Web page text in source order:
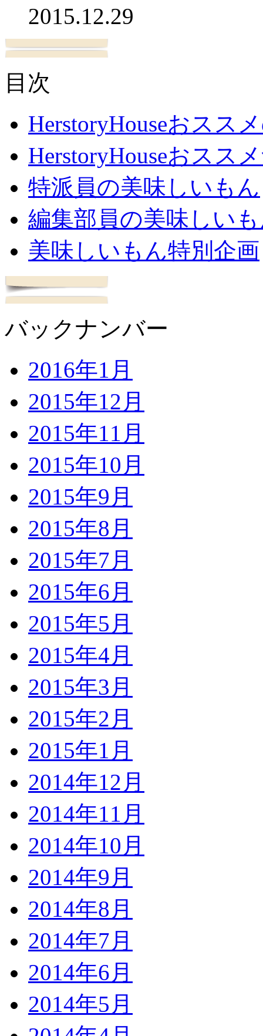
2015.12.29
目次
HerstoryHouseおスス
HerstoryHouseおスス
特派員の美味しいもん
編集部員の美味しい
美味しいもん特別企画
バックナンバー
2016年1月
2015年12月
2015年11月
2015年10月
2015年9月
2015年8月
2015年7月
2015年6月
2015年5月
2015年4月
2015年3月
2015年2月
2015年1月
2014年12月
2014年11月
2014年10月
2014年9月
2014年8月
2014年7月
2014年6月
2014年5月